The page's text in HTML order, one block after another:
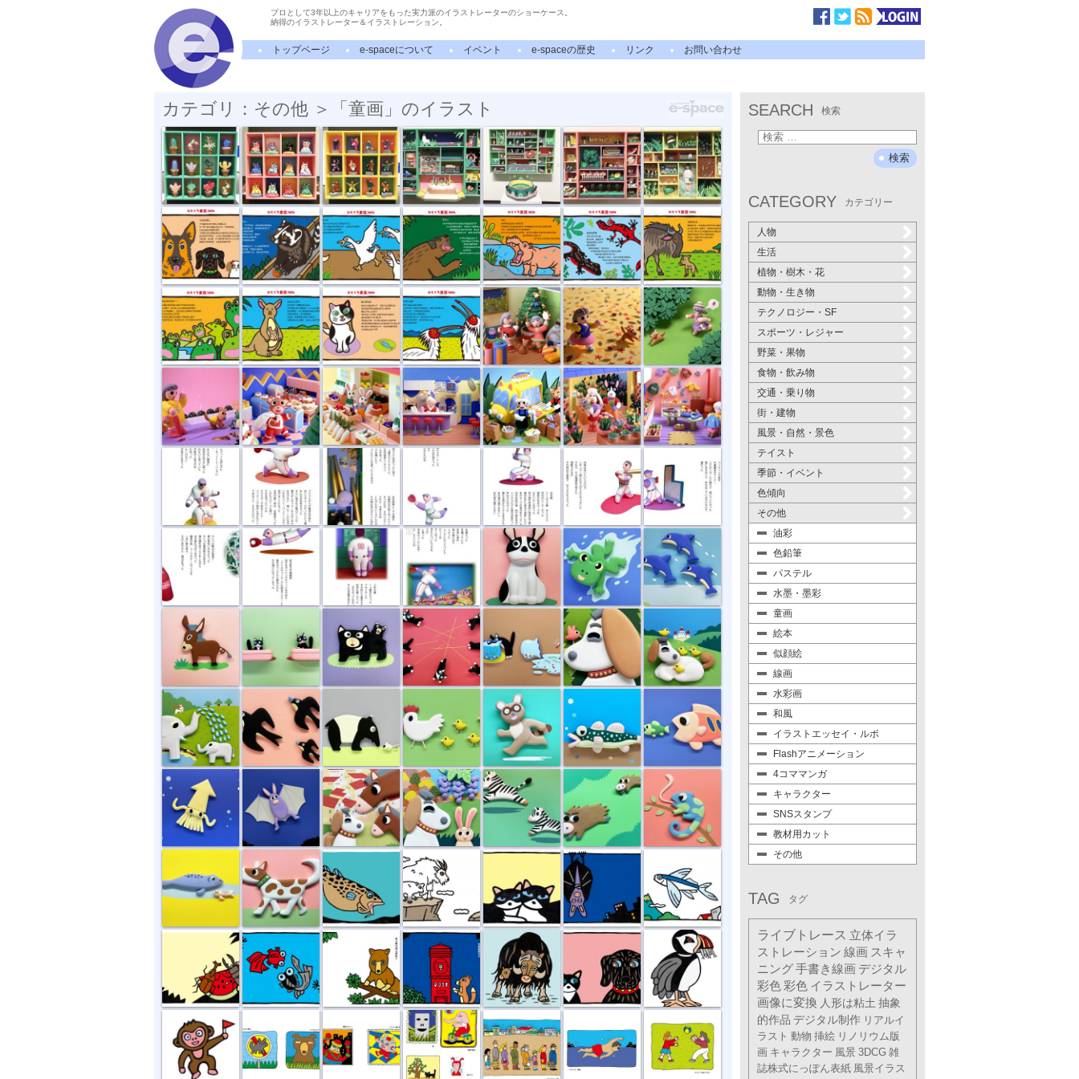
プロとして3年以上のキャリアをもった実力派のイラストレーターのショーケース。
納得のイラストレーター＆イラストレーション。
トップページ e-spaceについて イベント e-spaceの歴史 リンク お問い合わせ
カテゴリ：その他 ＞「童画」のイラスト
サボテンコレ... 招き猫 太極拳 美大時代 昆虫採集
順番 ハクビシン ガチョウは番... グズリ かばの水槽 目立ちすぎ 生まれたよ
カエルの輪唱 誕生日 ねこまんま おたがいさま もうすぐクリ... 落ち葉の中を 帰ったらアイ...
雨の午後 クマのケーキ... ウサギのやお... 牛のミルクホ... ネコの魚屋さん イヌの花屋さん 立体動物カレ...
サーキットト... ブラジルから... お世話係 エラー M先輩 はりさける心 バッティング...
コカコーラの... ダイビングキ... 背番号13
中学野球 H先
輩
フレンチブル
ロバくん 興奮して走り... ネコのいたずら しちだ研究所... しちだ研究所...
ツバメ ニワトリ親子 ダボハゼ 食物連鎖
イカがなものか コウモリ しちのすけb シマウマ イノシシ
アザラシの親子 イヌのブチ タラふく食べる 崖っぷちのシ... ホントのキモチ 眠い眠いコウ... トビウオ
プクとブク キノボリカン... 山のポスト ジャコウウシ ケネルキャット ツノメドリ
サル オオカミ禁止... 黄昏ロボット... ゾウの三輪車 行列 遠泳 紙風船
SEARCH 検索
CATEGORY カテゴリー
人物
生活
植物・樹木・花
動物・生き物
テクノロジー・SF
スポーツ・レジャー
野菜・果物
食物・飲み物
交通・乗り物
街・建物
風景・自然・景色
テイスト
季節・イベント
色傾向
その他
油彩
色鉛筆
パステル
水墨・墨彩
童画
絵本
似顔絵
線画
水彩画
和風
イラストエッセイ・ルポ
Flashアニメーション
4コママンガ
キャラクター
SNSスタンプ
教材用カット
その他
TAG タグ
ライブトレース 立体イラ
ストレーション 線画 スキャ
ニング手書き線画 デジタル
彩色彩色 イラストレーター
画像に変換 人形は粘土 抽象
的作品 デジタル制作 リアルイ
ラスト 動物 挿絵 リノリウム版
画 キャラクター 風景 3DCG 雑
誌株式にっぽん表紙 風景イラス